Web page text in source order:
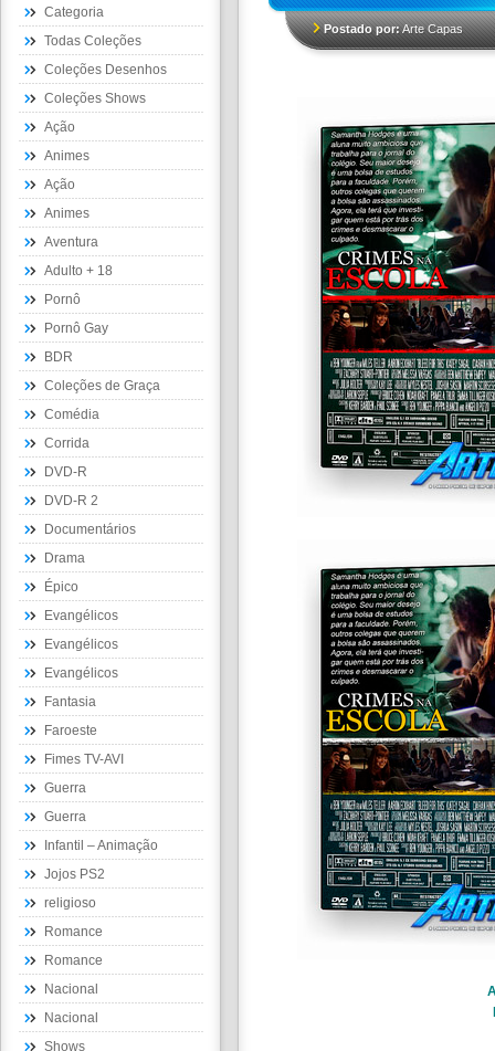
Categoria
Todas Coleções
Coleções Desenhos
Coleções Shows
Ação
Animes
Ação
Animes
Aventura
Adulto + 18
Pornô
Pornô Gay
BDR
Coleções de Graça
Comédia
Corrida
DVD-R
DVD-R 2
Documentários
Drama
Épico
Evangélicos
Evangélicos
Evangélicos
Fantasia
Faroeste
Fimes TV-AVI
Guerra
Guerra
Infantil – Animação
Jojos PS2
religioso
Romance
Romance
Nacional
Nacional
Shows
Postado por:Arte Capas